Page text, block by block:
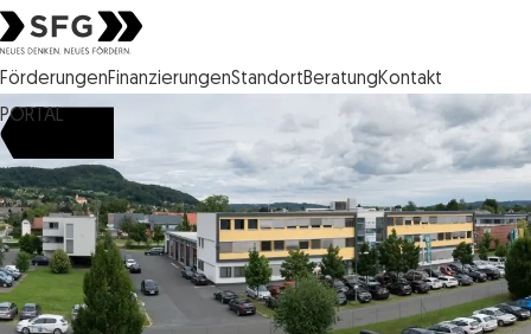
Steirische Wirtschaftsförderungsgesellschaft mbH SFG Logo
FörderungenFinanzierungenStandortBeratungKontakt
PORTAL